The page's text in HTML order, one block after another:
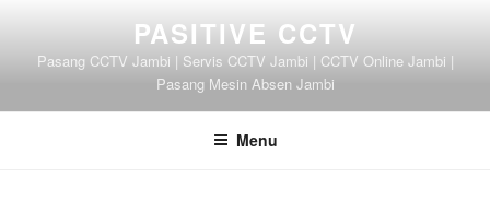
content
PASITIVE CCTV
Pasang CCTV Jambi | Servis CCTV Jambi | CCTV Online Jambi |
Pasang Mesin Absen Jambi
Menu